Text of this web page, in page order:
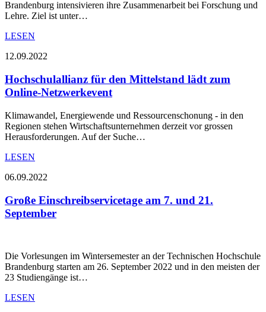
Brandenburg intensivieren ihre Zusammenarbeit bei Forschung und
Lehre. Ziel ist unter…
LESEN
12.09.2022
Hochschulallianz für den Mittelstand lädt zum
Online-Netzwerkevent
Klimawandel, Energiewende und Ressourcenschonung - in den
Regionen stehen Wirtschaftsunternehmen derzeit vor grossen
Herausforderungen. Auf der Suche…
LESEN
06.09.2022
Große Einschreibservicetage am 7. und 21.
September
Die Vorlesungen im Wintersemester an der Technischen Hochschule
Brandenburg starten am 26. September 2022 und in den meisten der
23 Studiengänge ist…
LESEN